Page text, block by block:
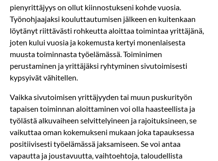
pienyrittäjyys on ollut kiinnostukseni kohde vuosia.
Työnohjaajaksi kouluttautumisen jälkeen en kuitenkaan
löytänyt riittävästi rohkeutta aloittaa toimintaa yrittäjänä,
joten kului vuosia ja kokemusta kertyi monenlaisesta
muusta toiminnasta työelämässä. Toiminimen
perustaminen ja yrittäjäksi ryhtyminen sivutoimisesti
kypsyivät vähitellen.
Vaikka sivutoimisen yrittäjyyden tai muun puskurityön
tapaisen toiminnan aloittaminen voi olla haasteellista ja
työlästä alkuvaiheen selvittelyineen ja rajoituksineen, se
vaikuttaa oman kokemukseni mukaan joka tapauksessa
positiivisesti työelämässä jaksamiseen. Se voi antaa
vapautta ja joustavuutta, vaihtoehtoja, taloudellista